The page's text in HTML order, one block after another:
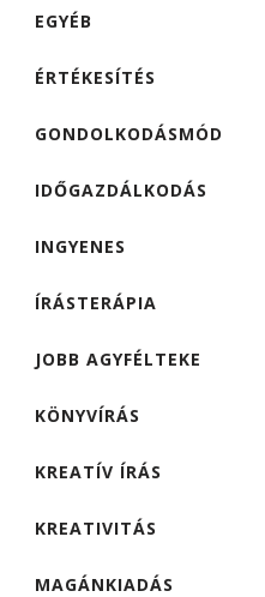
EGYÉB
ÉRTÉKESÍTÉS
GONDOLKODÁSMÓD
IDŐGAZDÁLKODÁS
INGYENES
ÍRÁSTERÁPIA
JOBB AGYFÉLTEKE
KÖNYVÍRÁS
KREATÍV ÍRÁS
KREATIVITÁS
MAGÁNKIADÁS